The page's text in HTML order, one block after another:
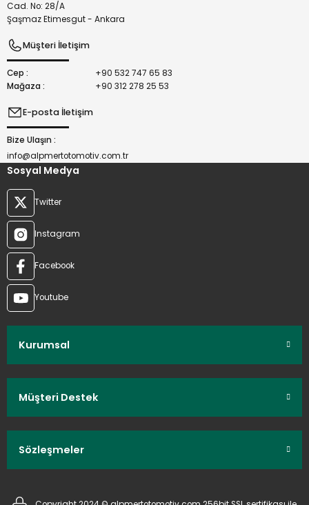
Cad. No: 28/A
Şaşmaz Etimesgut - Ankara
Müşteri İletişim
Cep :
+90 532 747 65 83
Mağaza :
+90 312 278 25 53
E-posta İletişim
Bize Ulaşın :
info@alpmertotomotiv.com.tr
Sosyal Medya
Twitter
Instagram
Facebook
Youtube
Kurumsal
Müşteri Destek
Sözleşmeler